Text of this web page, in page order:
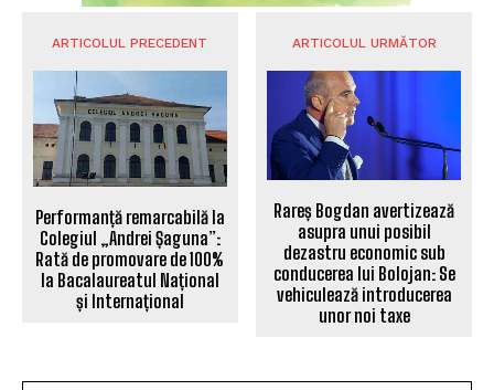
ARTICOLUL PRECEDENT
Performanță remarcabilă la
Colegiul „Andrei Șaguna”:
Rată de promovare de 100%
la Bacalaureatul Național
și Internațional
ARTICOLUL URMĂTOR
Rareș Bogdan avertizează
asupra unui posibil
dezastru economic sub
conducerea lui Bolojan: Se
vehiculează introducerea
unor noi taxe